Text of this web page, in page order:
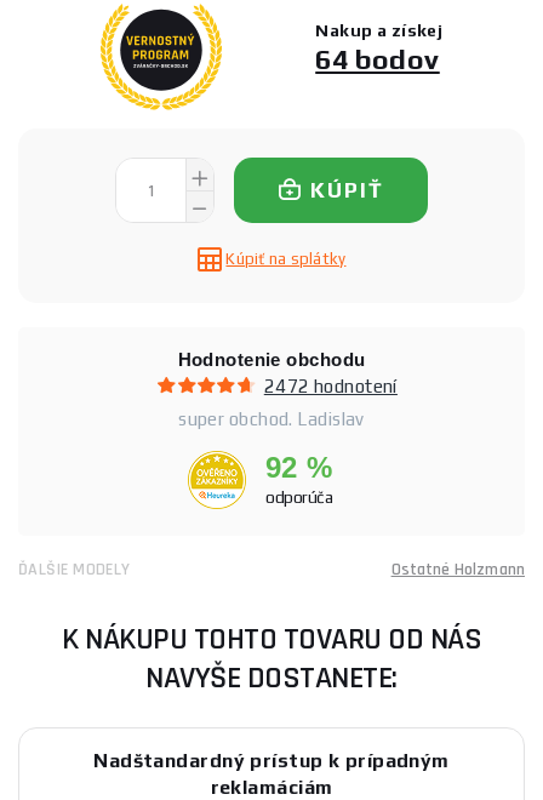
Nakup a získej
64 bodov
KÚPIŤ
Kúpiť na splátky
Hodnotenie obchodu
2472 hodnotení
super obchod. Ladislav
92 %
odporúča
ĎALŠIE MODELY Ostatné Holzmann
K NÁKUPU TOHTO TOVARU OD NÁS
NAVYŠE DOSTANETE:
Nadštandardný prístup k prípadným
reklamáciám